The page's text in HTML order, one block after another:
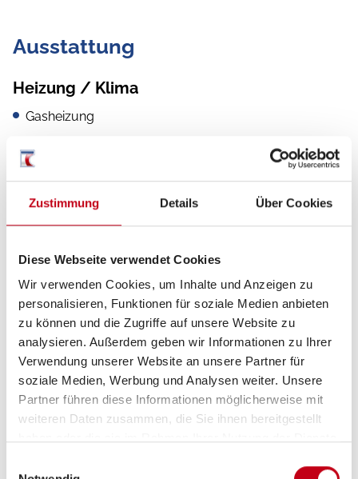
Zustimmung Details Über Cookies
Diese Webseite verwendet Cookies
Wir verwenden Cookies, um Inhalte und Anzeigen zu
personalisieren, Funktionen für soziale Medien anbieten
zu können und die Zugriffe auf unsere Website zu
analysieren. Außerdem geben wir Informationen zu Ihrer
Verwendung unserer Website an unsere Partner für
soziale Medien, Werbung und Analysen weiter. Unsere
Partner führen diese Informationen möglicherweise mit
weiteren Daten zusammen, die Sie ihnen bereitgestellt
Ausstattung
Heizung / Klima
Gasheizung
Grundrissbeschreibung
Einzelbett ab 4 Schlafplätze
Schlafplätze 4